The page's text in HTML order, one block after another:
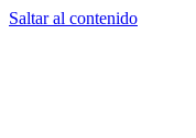
Saltar al contenido